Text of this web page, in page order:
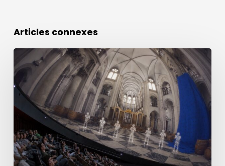
Articles connexes
film
archéo-
concert
sur
Notre-
Dame
de
Paris